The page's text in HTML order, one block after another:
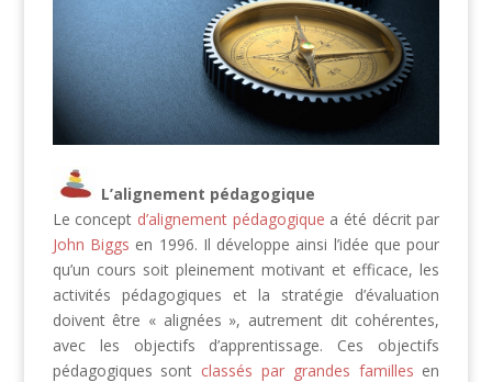
L’alignement pédagogique
Le concept d’alignement pédagogique a été décrit par
John Biggs en 1996. Il développe ainsi l’idée que pour
qu’un cours soit pleinement motivant et efficace, les
activités pédagogiques et la stratégie d’évaluation
doivent être « alignées », autrement dit cohérentes,
avec les objectifs d’apprentissage. Ces objectifs
pédagogiques sont classés par grandes familles en